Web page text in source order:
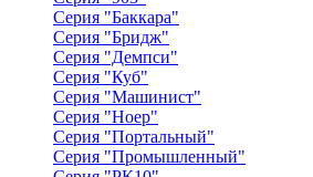
Серия "Баккара"
Серия "Бридж"
Серия "Демпси"
Серия "Куб"
Серия "Машинист"
Серия "Ноер"
Серия "Портальный"
Серия "Промышленный"